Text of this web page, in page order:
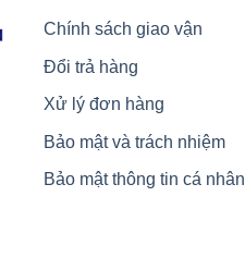
Chính sách giao vận
Đổi trả hàng
Xử lý đơn hàng
Bảo mật và trách nhiệm
Bảo mật thông tin cá nhân